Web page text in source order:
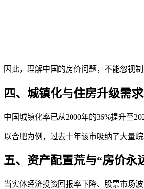
因此，理解中国的房价问题，不能忽视
四、城镇化与住房升级需求
中国城镇化率已从2000年的36%提升至
以合肥为例，过去十年该市吸纳了大量
五、资产配置荒与“房价永
当实体经济投资回报率下降、股票市场